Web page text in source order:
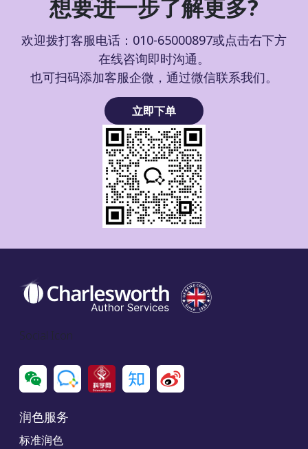
想要进一步了解更多?
欢迎拨打客服电话：010-65000897或点击右下方
在线咨询即时沟通。
也可扫码添加客服企微，通过微信联系我们。
立即下单
Social Icon
润色服务
标准润色